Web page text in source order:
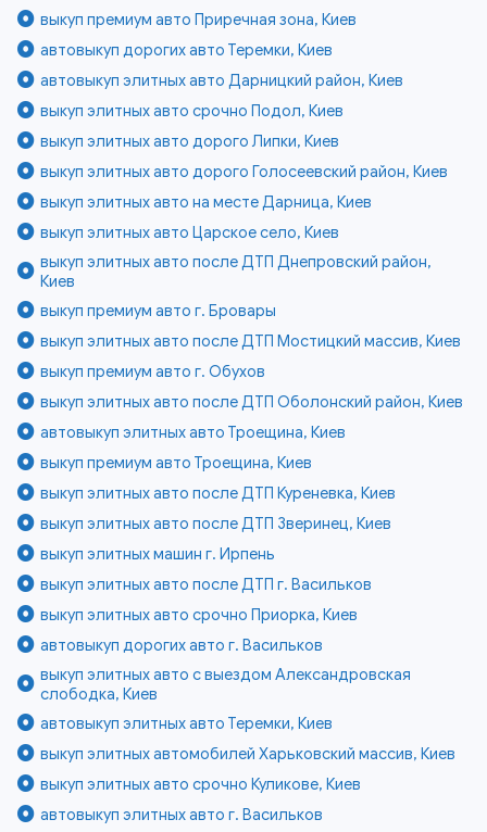
выкуп премиум авто Приречная зона, Киев
автовыкуп дорогих авто Теремки, Киев
автовыкуп элитных авто Дарницкий район, Киев
выкуп элитных авто срочно Подол, Киев
выкуп элитных авто дорого Липки, Киев
выкуп элитных авто дорого Голосеевский район, Киев
выкуп элитных авто на месте Дарница, Киев
выкуп элитных авто Царское село, Киев
выкуп элитных авто после ДТП Днепровский район,
Киев
выкуп премиум авто г. Бровары
выкуп элитных авто после ДТП Мостицкий массив, Киев
выкуп премиум авто г. Обухов
выкуп элитных авто после ДТП Оболонский район, Киев
автовыкуп элитных авто Троещина, Киев
выкуп премиум авто Троещина, Киев
выкуп элитных авто после ДТП Куреневка, Киев
выкуп элитных авто после ДТП Зверинец, Киев
выкуп элитных машин г. Ирпень
выкуп элитных авто после ДТП г. Васильков
выкуп элитных авто срочно Приорка, Киев
автовыкуп дорогих авто г. Васильков
выкуп элитных авто с выездом Александровская
слободка, Киев
автовыкуп элитных авто Теремки, Киев
выкуп элитных автомобилей Харьковский массив, Киев
выкуп элитных авто срочно Куликове, Киев
автовыкуп элитных авто г. Васильков